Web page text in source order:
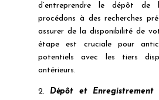
d’entreprendre le dépôt de
procédons à des recherches
assurer de la disponibilité de
étape est cruciale pour
potentiels avec les tiers
antérieurs.
2. Dépôt et Enregistrement